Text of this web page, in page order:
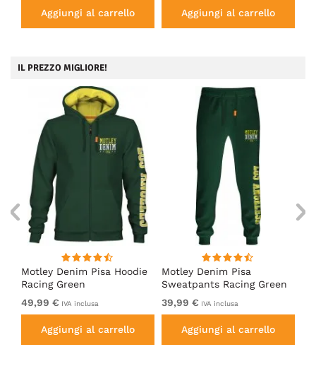
Aggiungi al carrello Aggiungi al carrello
IL PREZZO MIGLIORE!
Motley Denim Pisa Hoodie
Racing Green
49,99 € IVA inclusa
Aggiungi al carrello
Motley Denim Pisa
Sweatpants Racing Green
39,99 € IVA inclusa
Aggiungi al carrello